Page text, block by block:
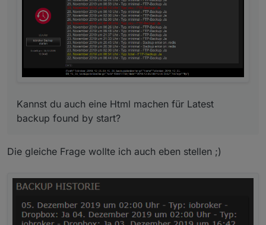
Kannst du auch eine Html machen für Latest
backup found by start?
Die gleiche Frage wollte ich auch eben stellen ;)